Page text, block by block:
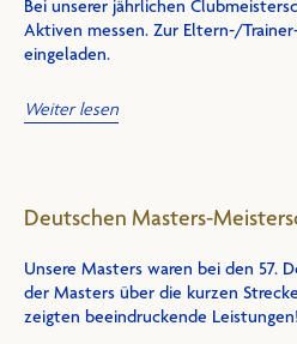
Bei unserer jährlichen
Aktiven messen. Zur Eltern-/
eingeladen.
Weiter lesen
Deutschen Masters-
Unsere Masters waren bei den 57.
der Masters über die kurzen
zeigten beeindruckende Leistungen!